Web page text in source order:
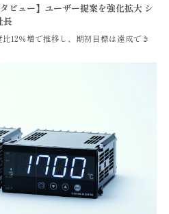
ビュー】ユーザー提案を強化拡大 シ
長
12％増で推移し、期初目標は達成でき